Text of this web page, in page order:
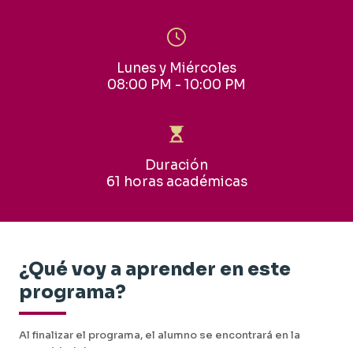
Lunes y Miércoles
08:00 PM - 10:00 PM
Duración
61 horas académicas
¿Qué voy a aprender en este
programa?
Al finalizar el programa, el alumno se encontrará en la